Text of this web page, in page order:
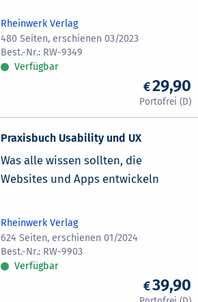
Rheinwerk Verlag
480 Seiten, erschienen 03/2023
RW-9349
Verfügbar
29,90
Praxisbuch Usability und UX
Was alle wissen sollten, die
Websites und Apps entwickeln
Rheinwerk Verlag
624 Seiten, erschienen 01/2024
RW-9903
Verfügbar
39,90